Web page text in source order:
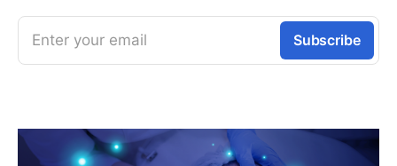
Enter your email Subscribe